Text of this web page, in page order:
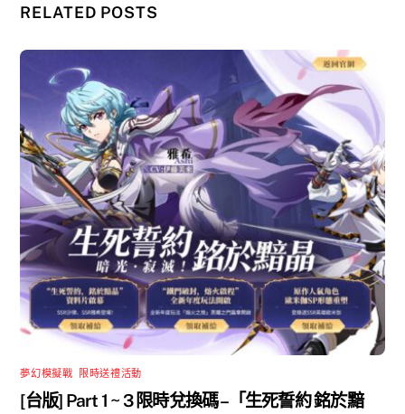
RELATED POSTS
夢幻模擬戰 限時送禮活動
[台版] Part 1 ~ 3 限時兌換碼 –「生死誓約 銘於黯